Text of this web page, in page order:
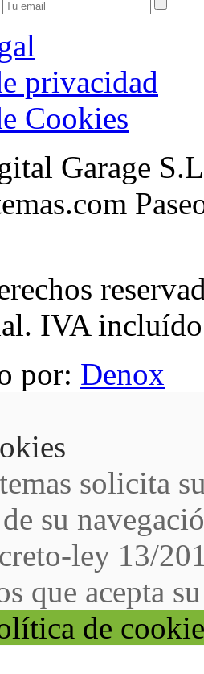
privacidad
Cookies
Garage
IVA
por: Denox
solicita
su
ley 13/
que acepta
de